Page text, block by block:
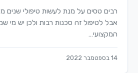
רבים טסים על מנת לעשות טיפולי שנים
אבל לטיפול זה סכנות רבות ולכן יש מי
המקצועי…
14 בספטמבר 2022